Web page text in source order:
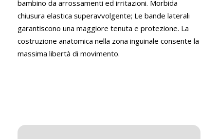
bambino da arrossamenti ed irritazioni. Morbida
chiusura elastica superavvolgente; Le bande laterali
garantiscono una maggiore tenuta e protezione. La
costruzione anatomica nella zona inguinale consente la
massima libertà di movimento.